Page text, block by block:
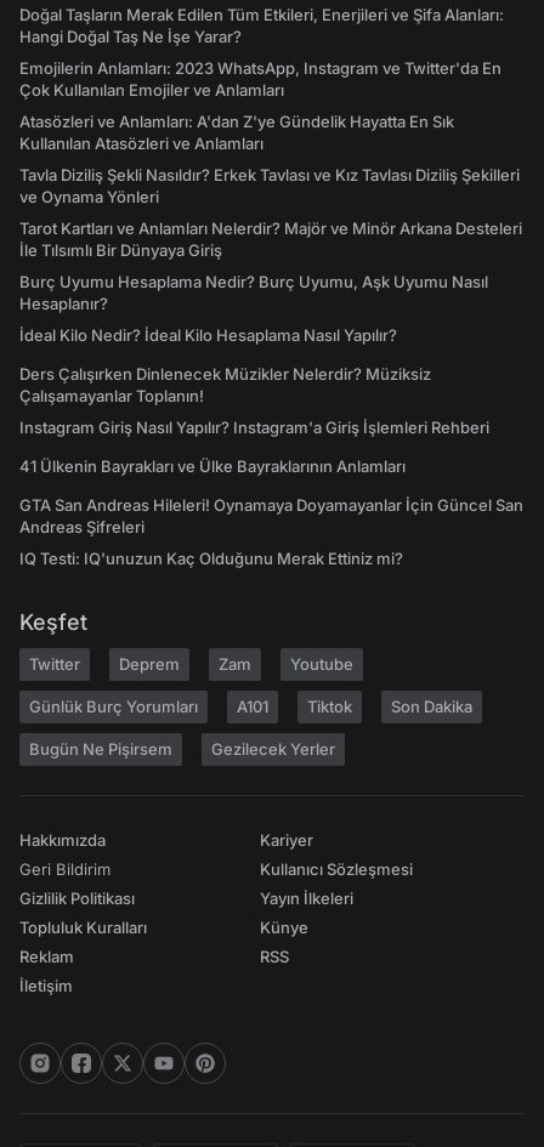
Doğal Taşların Merak Edilen Tüm Etkileri, Enerjileri ve Şifa Alanları:
Hangi Doğal Taş Ne İşe Yarar?
Emojilerin Anlamları: 2023 WhatsApp, Instagram ve Twitter'da En
Çok Kullanılan Emojiler ve Anlamları
Atasözleri ve Anlamları: A'dan Z'ye Gündelik Hayatta En Sık
Kullanılan Atasözleri ve Anlamları
Tavla Diziliş Şekli Nasıldır? Erkek Tavlası ve Kız Tavlası Diziliş Şekilleri
ve Oynama Yönleri
Tarot Kartları ve Anlamları Nelerdir? Majör ve Minör Arkana Desteleri
İle Tılsımlı Bir Dünyaya Giriş
Burç Uyumu Hesaplama Nedir? Burç Uyumu, Aşk Uyumu Nasıl
Hesaplanır?
İdeal Kilo Nedir? İdeal Kilo Hesaplama Nasıl Yapılır?
Ders Çalışırken Dinlenecek Müzikler Nelerdir? Müziksiz
Çalışamayanlar Toplanın!
Instagram Giriş Nasıl Yapılır? Instagram'a Giriş İşlemleri Rehberi
41 Ülkenin Bayrakları ve Ülke Bayraklarının Anlamları
GTA San Andreas Hileleri! Oynamaya Doyamayanlar İçin Güncel San
Andreas Şifreleri
IQ Testi: IQ'unuzun Kaç Olduğunu Merak Ettiniz mi?
Keşfet
Twitter Deprem Zam Youtube
Günlük Burç Yorumları A101 Tiktok Son Dakika
Bugün Ne Pişirsem Gezilecek Yerler
Hakkımızda
Geri Bildirim
Gizlilik Politikası
Topluluk Kuralları
Reklam
İletişim
Kariyer
Kullanıcı Sözleşmesi
Yayın İlkeleri
Künye
RSS